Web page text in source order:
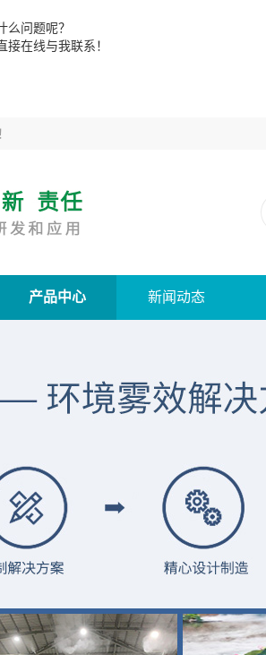
问题呢？
在线与我联系！
！
产品中心 新闻动态